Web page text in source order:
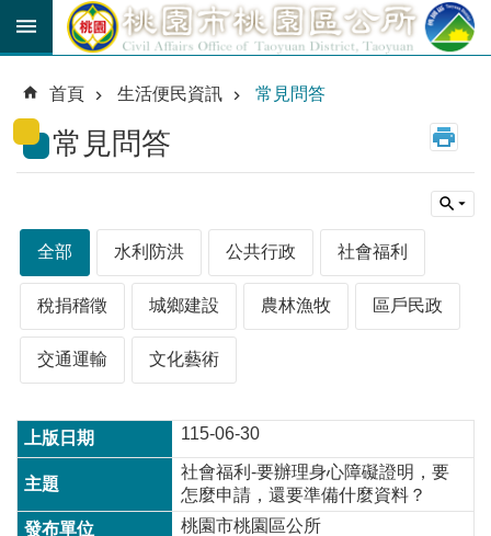
跳到主要內容區塊
育
貼
公
線
市
民
卡
進
搜
尋
首頁 生活便民資訊 常見問答
常見問答
全部 水利防洪 公共行政 社會福利
稅捐稽徵 城鄉建設 農林漁牧 區戶民政
交通運輸 文化藝術
115-06-30
社會福利-要辦理身心障礙證明，要
怎麼申請，還要準備什麼資料？
桃園市桃園區公所